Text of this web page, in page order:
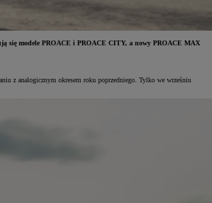
się modele PROACE i PROACE CITY, a nowy PROACE MAX
z analogicznym okresem roku poprzedniego. Tylko we wrześniu